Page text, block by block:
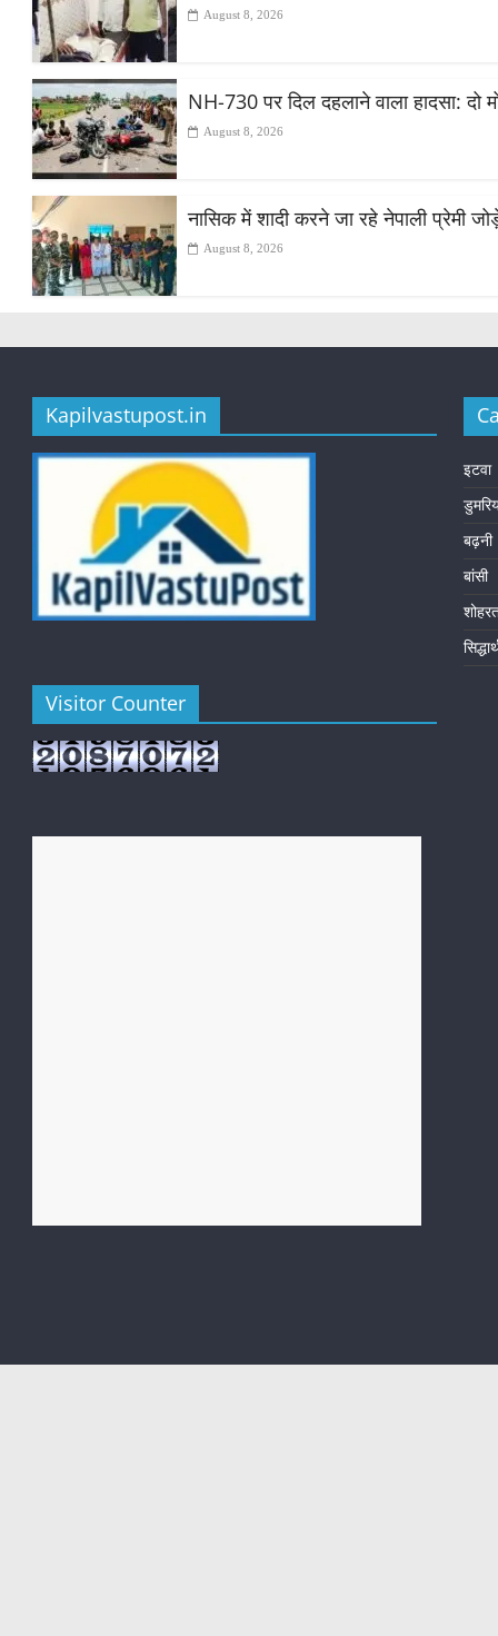
August 8, 2026
NH-730 पर दिल दहलाने वाला हादसा: दो
August 8, 2026
नासिक में शादी करने जा रहे नेपाली प्रेमी
August 8, 2026
Kapilvastupost.in
Visitor Counter
इटवा
बढ़नी
बांसी